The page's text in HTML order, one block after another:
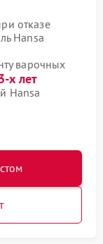
отказе
Hansa
варочных
х лет
Hansa